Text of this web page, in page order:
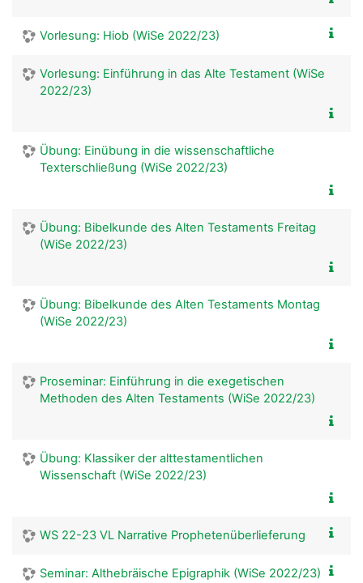
Vorlesung: Hiob (WiSe 2022/23)
Vorlesung: Einführung in das Alte Testament (WiSe
2022/23)
Übung: Einübung in die wissenschaftliche
Texterschließung (WiSe 2022/23)
Übung: Bibelkunde des Alten Testaments Freitag
(WiSe 2022/23)
Übung: Bibelkunde des Alten Testaments Montag
(WiSe 2022/23)
Proseminar: Einführung in die exegetischen
Methoden des Alten Testaments (WiSe 2022/23)
Übung: Klassiker der alttestamentlichen
Wissenschaft (WiSe 2022/23)
WS 22-23 VL Narrative Prophetenüberlieferung
Seminar: Althebräische Epigraphik (WiSe 2022/23)